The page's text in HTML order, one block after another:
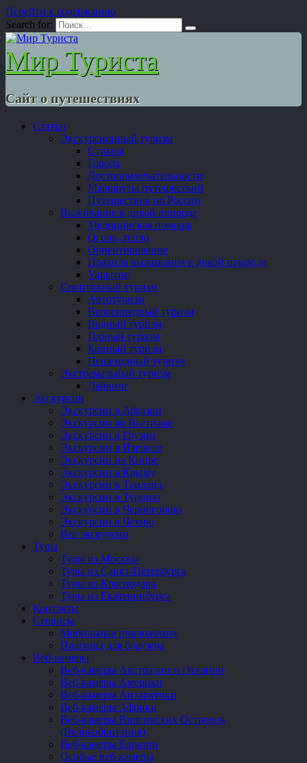
Перейти к содержанию
Search for:
Мир Туриста
Сайт о путешествиях
Статьи
Экскурсионный туризм
Страны
Города
Достопримечательности
Маршруты путешествий
Путешествия по России
Выживание в дикой природе
Медицинская помощь
Огонь, тепло
Ориентирование
Правила выживания в дикой природе
Укрытие
Спортивный туризм
Автотуризм
Велосипедный туризм
Водный туризм
Горный туризм
Конный туризм
Пешеходный туризм
Экстремальный туризм
Дайвинг
Экскурсии
Экскурсии в Абхазии
Экскурсии во Вьетнаме
Экскурсии в Грузии
Экскурсии в Израиле
Экскурсии на Кипре
Экскурсии в Крыму
Экскурсии в Таиланд
Экскурсии в Турцию
Экскурсии в Черногорию
Экскурсии в Чехию
Все экскурсии
Туры
Туры из Москвы
Туры из Санкт-Петербурга
Туры из Краснодара
Туры из Екатеринбурга
Контакты
Сервисы
Мобильные приложения
Плагины для браузера
Веб-камеры
Веб-камеры Австралии и Океании
Веб-камеры Америки
Веб-камеры Антарктики
Веб-камеры Африки
Веб-камеры Виргинских Островов
(Великобритания)
Веб-камеры Евразии
Особые веб-камеры